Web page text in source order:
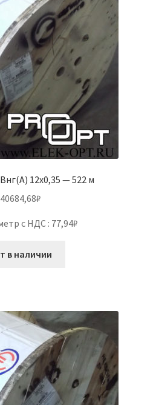
12х0,35 — 522 м
40684,68₽
с НДС : 77,94₽
в наличии